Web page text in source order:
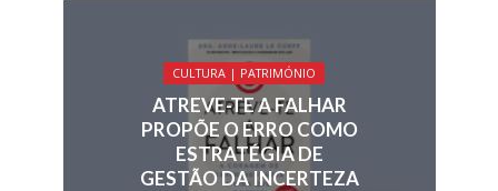
CULTURA | PATRIMÓNIO
ATREVE-TE A FALHAR
PROPÕE O ERRO COMO
ESTRATÉGIA DE
GESTÃO DA INCERTEZA